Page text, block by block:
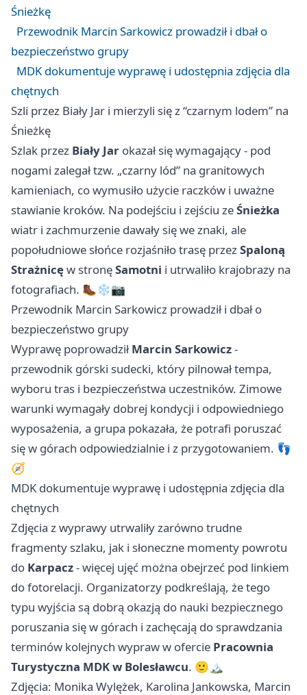
Śnieżkę
Przewodnik Marcin Sarkowicz prowadził i dbał o
bezpieczeństwo grupy
MDK dokumentuje wyprawę i udostępnia zdjęcia dla
chętnych
Szli przez Biały Jar i mierzyli się z “czarnym lodem” na
Śnieżkę
Szlak przez Biały Jar okazał się wymagający - pod
nogami zalegał tzw. „czarny lód” na granitowych
kamieniach, co wymusiło użycie raczków i uważne
stawianie kroków. Na podejściu i zejściu zeŚnieżka
wiatr i zachmurzenie dawały się we znaki, ale
popołudniowe słońce rozjaśniło trasę przezSpaloną
Strażnicęw stronęSamotni i utrwaliło krajobrazy na
fotografiach. 🥾❄️📷
Przewodnik Marcin Sarkowicz prowadził i dbał o
bezpieczeństwo grupy
Wyprawę poprowadziłMarcin Sarkowicz-
przewodnik górski sudecki, który pilnował tempa,
wyboru tras i bezpieczeństwa uczestników. Zimowe
warunki wymagały dobrej kondycji i odpowiedniego
wyposażenia, a grupa pokazała, że potrafi poruszać
się w górach odpowiedzialnie i z przygotowaniem. 👣
🧭
MDK dokumentuje wyprawę i udostępnia zdjęcia dla
chętnych
Zdjęcia z wyprawy utrwaliły zarówno trudne
fragmenty szlaku, jak i słoneczne momenty powrotu
do Karpacz- więcej ujęć można obejrzeć pod linkiem
do fotorelacji. Organizatorzy podkreślają, że tego
typu wyjścia są dobrą okazją do nauki bezpiecznego
poruszania się w górach i zachęcają do sprawdzania
terminów kolejnych wypraw w ofercie Pracownia
Turystyczna MDK w Bolesławcu. 🙂🏔️
Zdjęcia: Monika Wylężek, Karolina Jankowska, Marcin